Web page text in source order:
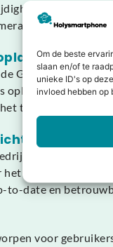
Om de beste
slaan en/of te
unieke ID's op
invloed hebben op
bieden
zorgt voor
Galaxy S25 Edge
extra
toestel Wireless
om je
scherm. De
to-date en
voor